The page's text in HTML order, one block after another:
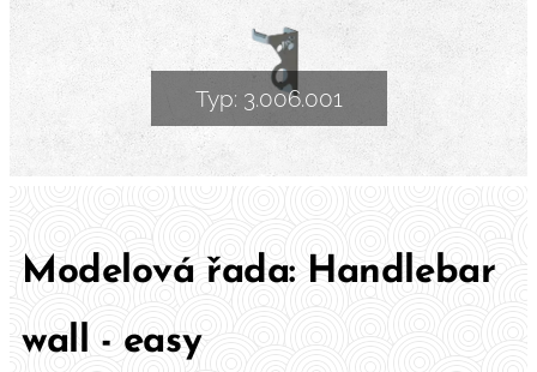
Typ: 3.006.001
Modelová řada: Handlebar
wall - easy